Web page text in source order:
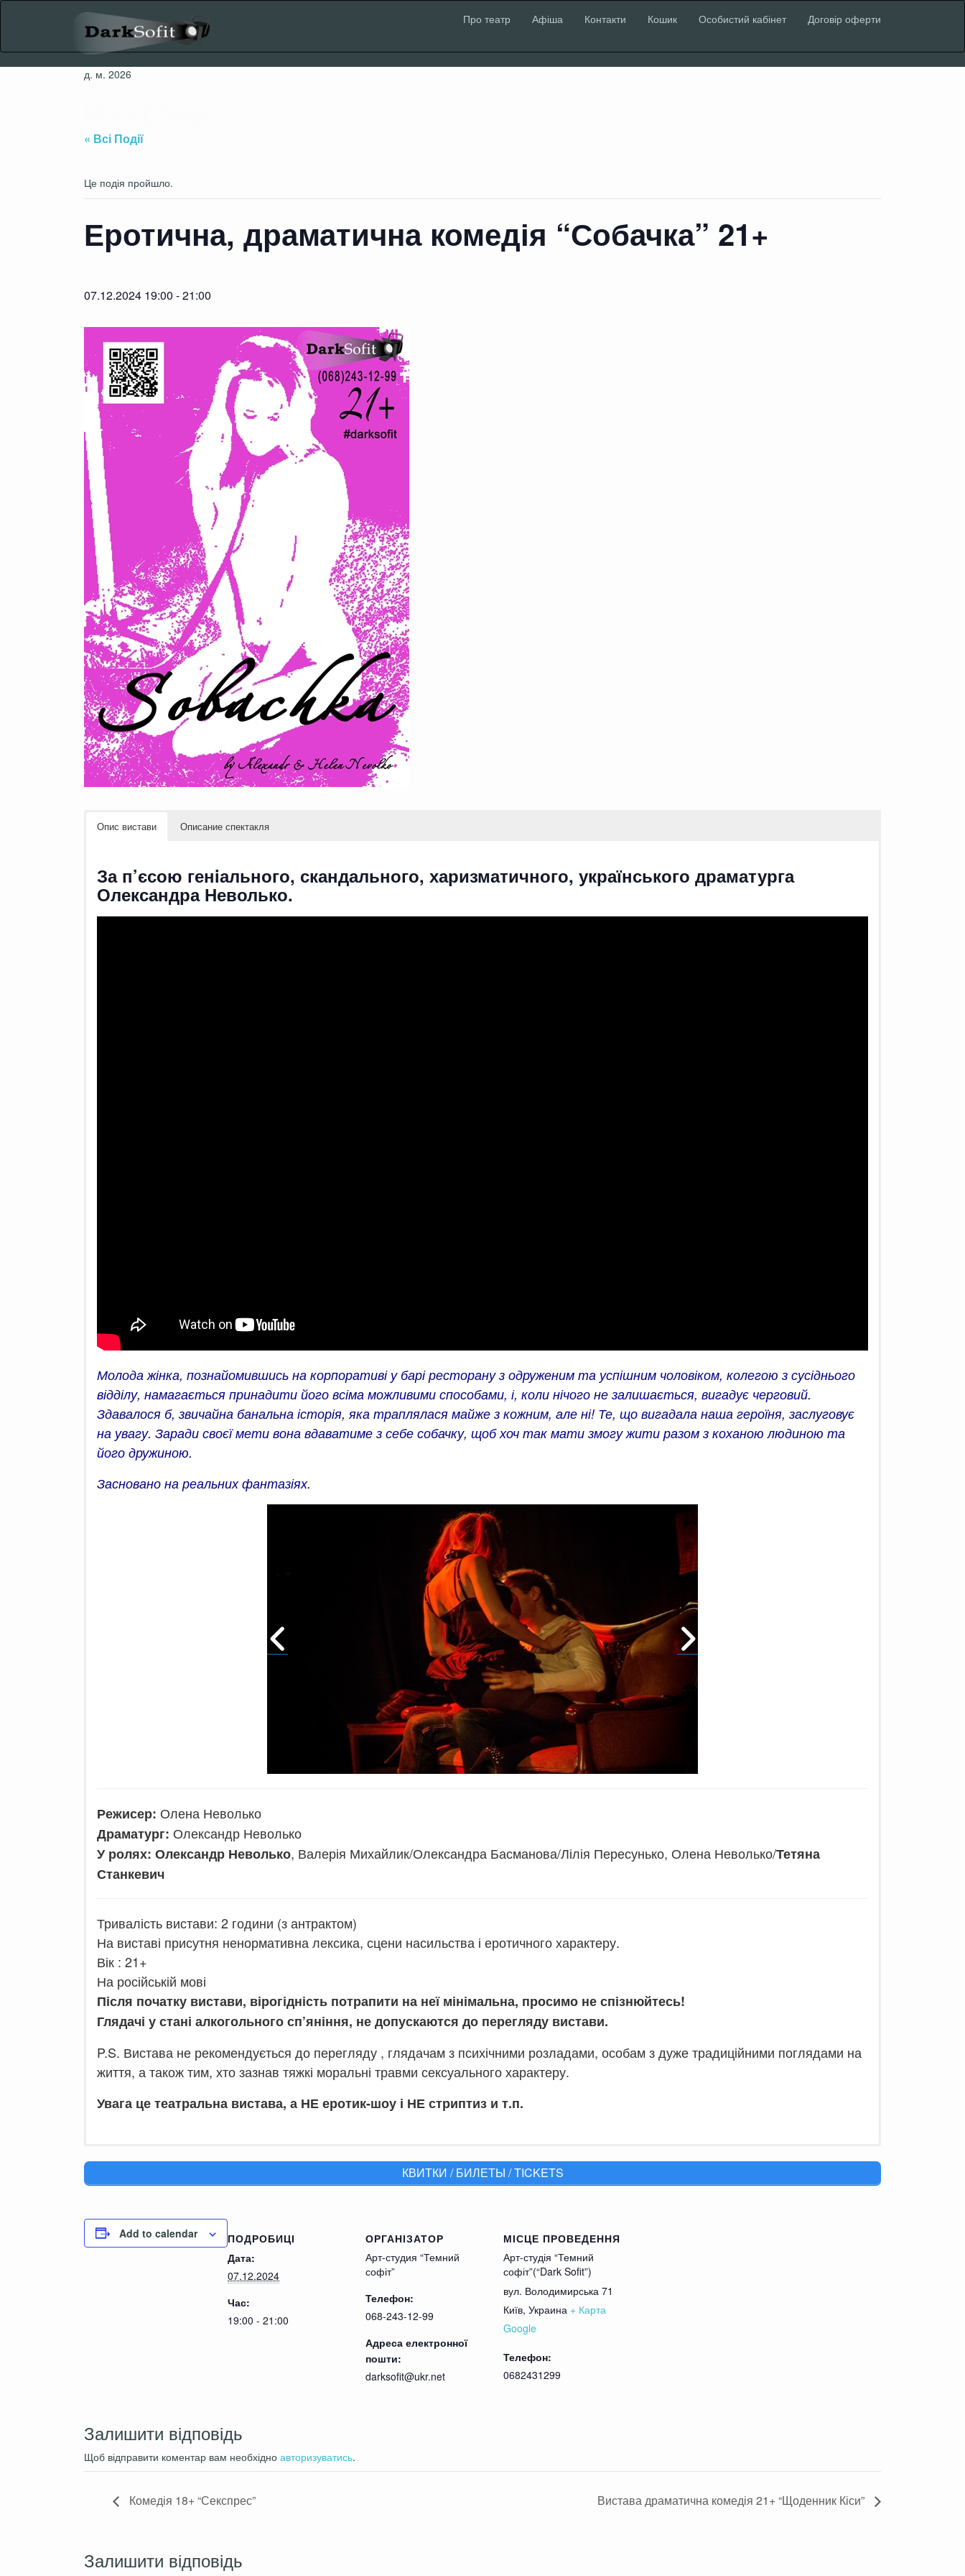
Про театр Афіша Контакти Кошик Особистий кабінет Договір оферти
д. м. 2026
« Всі Події
Це подія пройшло.
Еротична, драматична комедія “Собачка” 21+
07.12.2024 19:00 -21:00
Опис вистави Описание спектакля
За п’єсою генiального, скандального, харизматичного, українського драматурга
Олександра Неволько.
Молода жінка, познайомившись на корпоративі у барі ресторану з одруженим та успішним чоловіком, колегою з сусіднього
відділу, намагається принадити його всіма можливими способами, і, коли нічого не залишається, вигадує черговий.
Здавалося б, звичайна банальна історія, яка траплялася майже з кожним, але ні! Те, що вигадала наша героїня, заслуговує
на увагу. Заради своєї мети вона вдаватиме з себе собачку, щоб хоч так мати змогу жити разом з коханою людиною та
його дружиною.
Засновано на реальних фантазіях.
Режисер: Олена Неволько
Драматург: Олександр Неволько
У ролях: Олександр Неволько, Валерія Михайлик/Олександра Басманова/Лілія Пересунько, Олена Неволько/Тетяна
Станкевич
Тривалість вистави: 2 години (з антрактом)
На виставі присутня ненормативна лексика, сцени насильства і еротичного характеру.
Вік : 21+
На російській мові
Після початку вистави, вірогідність потрапити на неї мінімальна, просимо не спізнюйтесь!
Глядачі у стані алкогольного сп’яніння, не допускаются до перегляду вистави.
P.S. Вистава не рекомендується до перегляду , глядачам з психічними розладами, особам з дуже традиційними поглядами на
життя, а також тим, хто зазнав тяжкі моральні травми сексуального характеру.
Увага це театральна вистава, а НЕ еротик-шоу і НЕ стриптиз и т.п.
КВИТКИ / БИЛЕТЫ / TICKETS
Add to calendar
ПОДРОБИЦІ
Дата:
07.12.2024
Час:
19:00 - 21:00
ОРГАНІЗАТОР
Арт-студия “Темний
софіт”
Телефон:
068-243-12-99
Адреса електронної
пошти:
darksofit@ukr.net
МІСЦЕ ПРОВЕДЕННЯ
Арт-студія “Темний
софіт”(“Dark Sofit”)
вул. Володимирська 71
Київ, Украина + Карта
Google
Телефон:
0682431299
Залишити відповідь
Щоб відправити коментар вам необхідно авторизуватись.
Комедія 18+ “Секспрес” Вистава драматична комедія 21+ “Щоденник Кіси”
Залишити відповідь